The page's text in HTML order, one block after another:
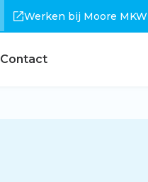
Werken bij Moore MKW
Contact